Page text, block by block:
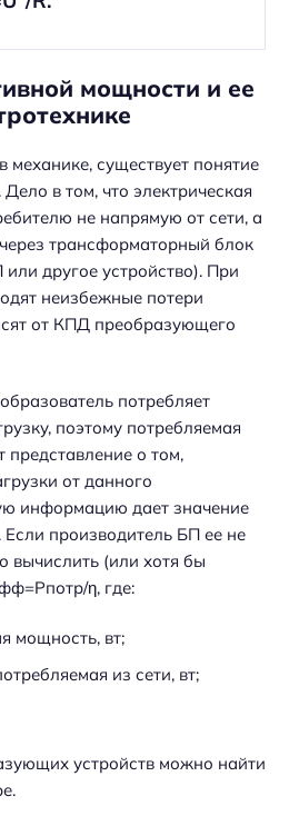
мощности и ее
механике, существует понятие
в том, что электрическая
не напрямую от сети, а
трансформаторный блок
другое устройство). При
неизбежные потери
от КПД преобразующего
потребляет
поэтому потребляемая
представление о том,
от данного
информацию дает значение
производитель БП ее не
вычислить (или хотя бы
η, где:
мощность, вт;
из сети, вт;
устройств можно найти